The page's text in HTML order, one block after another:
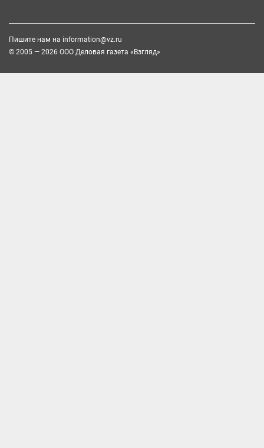
Пишите нам на information@vz.ru
© 2005 — 2026 ООО Деловая газета «Взгляд»